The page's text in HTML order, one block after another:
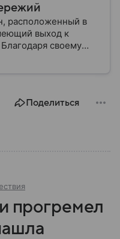
расположенный в
выход к
своему
на
главное по теме.
Поделиться
прогремел